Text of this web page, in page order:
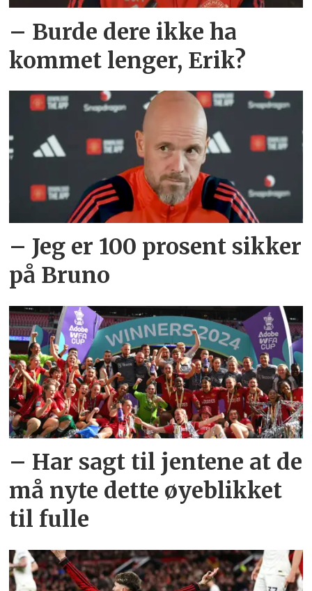
– Burde dere ikke ha
kommet lenger, Erik?
– Jeg er 100 prosent sikker
på Bruno
– Har sagt til jentene at de
må nyte dette øyeblikket
til fulle